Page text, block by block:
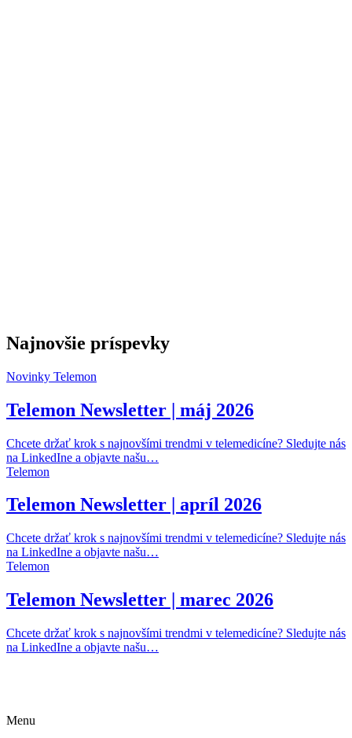
Najnovšie príspevky
Novinky Telemon
Telemon Newsletter | máj 2026
Chcete držať krok s najnovšími trendmi v telemedicíne? Sledujte nás
na LinkedIne a objavte našu…
Telemon
Telemon Newsletter | apríl 2026
Chcete držať krok s najnovšími trendmi v telemedicíne? Sledujte nás
na LinkedIne a objavte našu…
Telemon
Telemon Newsletter | marec 2026
Chcete držať krok s najnovšími trendmi v telemedicíne? Sledujte nás
na LinkedIne a objavte našu…
Menu